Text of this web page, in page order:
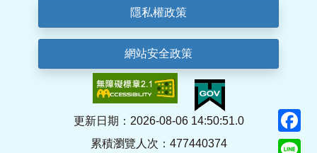
隱私權政策
網站安全政策
更新日期：2026-08-06 14:50:51.0
累積瀏覽人次：477440374